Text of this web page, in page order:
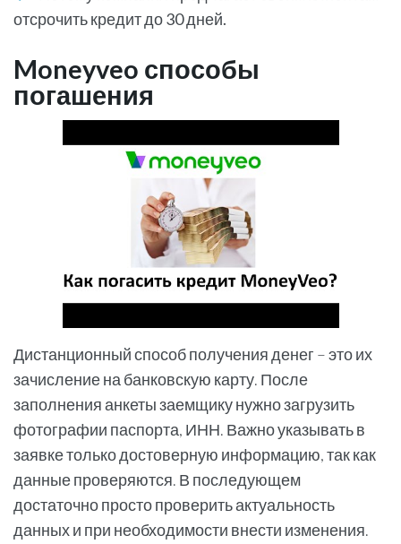
отсрочить кредит до 30 дней.
Moneyveo способы
погашения
Дистанционный способ получения денег – это их
зачисление на банковскую карту. После
заполнения анкеты заемщику нужно загрузить
фотографии паспорта, ИНН. Важно указывать в
заявке только достоверную информацию, так как
данные проверяются. В последующем
достаточно просто проверить актуальность
данных и при необходимости внести изменения.